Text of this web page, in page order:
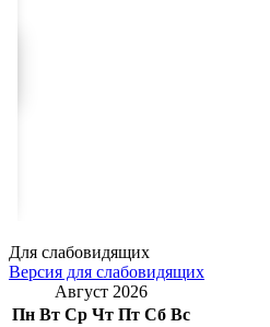
Для слабовидящих
Версия для слабовидящих
Август 2026
Пн Вт Ср Чт Пт Сб Вс